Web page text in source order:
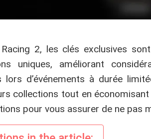
Racing 2, les clés exclusives
uniques, améliorant
lors d’événements à durée
collections tout en
pour vous assurer de ne pas